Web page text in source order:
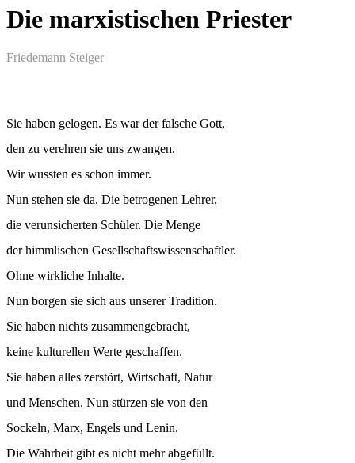
Die marxistischen Priester
Friedemann Steiger
Sie haben gelogen. Es war der falsche Gott,
den zu verehren sie uns zwangen.
Wir wussten es schon immer.
Nun stehen sie da. Die betrogenen Lehrer,
die verunsicherten Schüler. Die Menge
der himmlischen Gesellschaftswissenschaftler.
Ohne wirkliche Inhalte.
Nun borgen sie sich aus unserer Tradition.
Sie haben nichts zusammengebracht,
keine kulturellen Werte geschaffen.
Sie haben alles zerstört, Wirtschaft, Natur
und Menschen. Nun stürzen sie von den
Sockeln, Marx, Engels und Lenin.
Die Wahrheit gibt es nicht mehr abgefüllt.